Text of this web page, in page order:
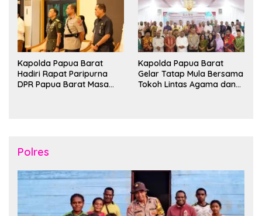
Kapolda Papua Barat
Hadiri Rapat Paripurna
DPR Papua Barat Masa
Kapolda Papua Barat
Gelar Tatap Mula Bersama
Tokoh Lintas Agama dan
Polres